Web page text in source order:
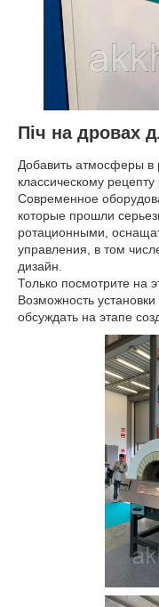
Піч на дровах
Добавить атмосферы в
классическому
Современное
которые прошли
ротационными,
управления, в том
дизайн.
Только посмотрите на
Возможность
обсуждать на этапе